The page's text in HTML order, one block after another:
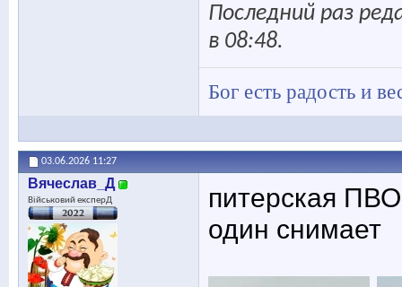
Последний раз
в 08:48.
Бог есть радость и
03.06.2026 11:27
Вячеслав_Д
Військовий експерД
питерская
один снимает